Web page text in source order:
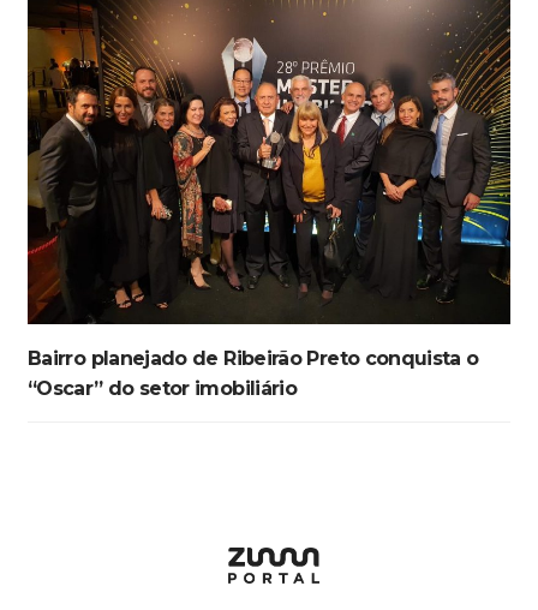
Bairro planejado de Ribeirão Preto conquista o
“Oscar” do setor imobiliário